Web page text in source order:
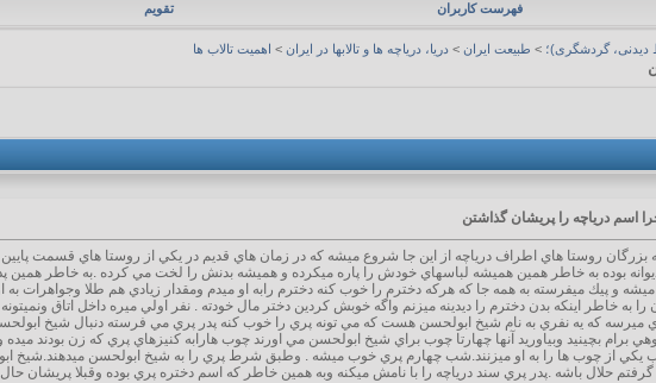
فهرست کاربران تقویم
دیدنی، گردشگری)؛ > طبیعت ایران > دریا، دریاچه ها و تالابها در ایران > اهمیت تالاب ها
اسم دریاچه را پریشان گذاشتن
بزرگان روستا هاي اطراف درياچه از اين جا شروع ميشه كه در زمان هاي قديم در يكي از روستا هاي قسمت پايين
بوده به خاطر همين هميشه لباسهاي خودش را پاره ميكرده و هميشه بدنش را لخت مي كرده .به خاطر همين
و پيك ميفرسته به همه جا كه هركه دخترم را خوب كنه دخترم رابه او ميدم ومقدار زيادي هم طلا وجواهرات به
به خاطر اينكه بدن دخترم را ديدينه ميزنم واگه خوبش كردين دختر مال خودته . نفر اولي ميره داخل اتاق
ميرسه كه يه نفري به نام شيخ ابولحسن هست كه مي تونه پري را خوب كنه پدر پري مي فرسته دنبال شيخ
برام بچينيد وبياوريد آنها چهارتا چوب براي شيخ ابولحسن مي اورند چوب هارابه كنيزهاي پري كه زن
از چوب ها را به او ميزنند.شب چهارم پري خوب ميشه . وطبق شرط پري را به شيخ ابولحسن ميدهند.شيخ
حلال باشه .پدر پري سند درياچه را با نامش ميكنه وبه همين خاطر كه اسم دختره پري بوده وقبلا پريشان حال